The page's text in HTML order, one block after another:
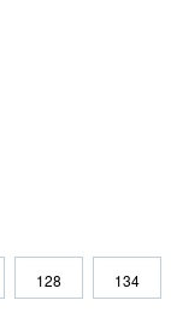
128 134